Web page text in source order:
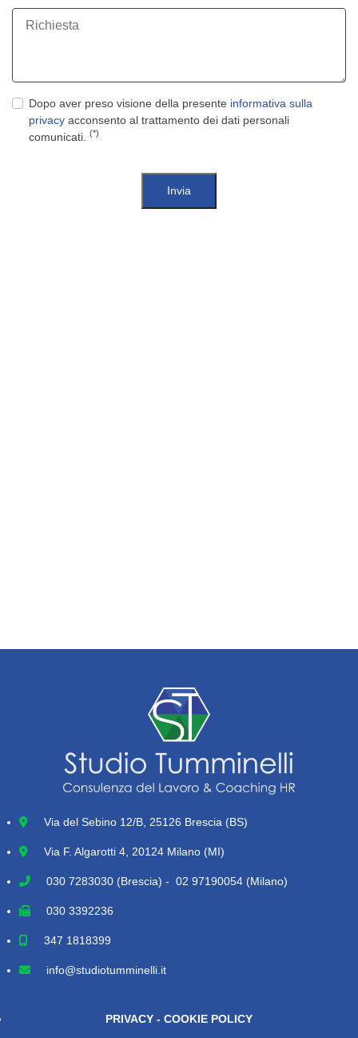
Dopo aver preso visione della presente informativa sulla
privacy acconsento al trattamento dei dati personali
comunicati.
(*)
Invia
Via del Sebino 12/B, 25126 Brescia (BS)
Via F. Algarotti 4, 20124 Milano (MI)
030 7283030 (Brescia) - 02 97190054 (Milano)
030 3392236
347 1818399
info@studiotumminelli.it
PRIVACY - COOKIE POLICY